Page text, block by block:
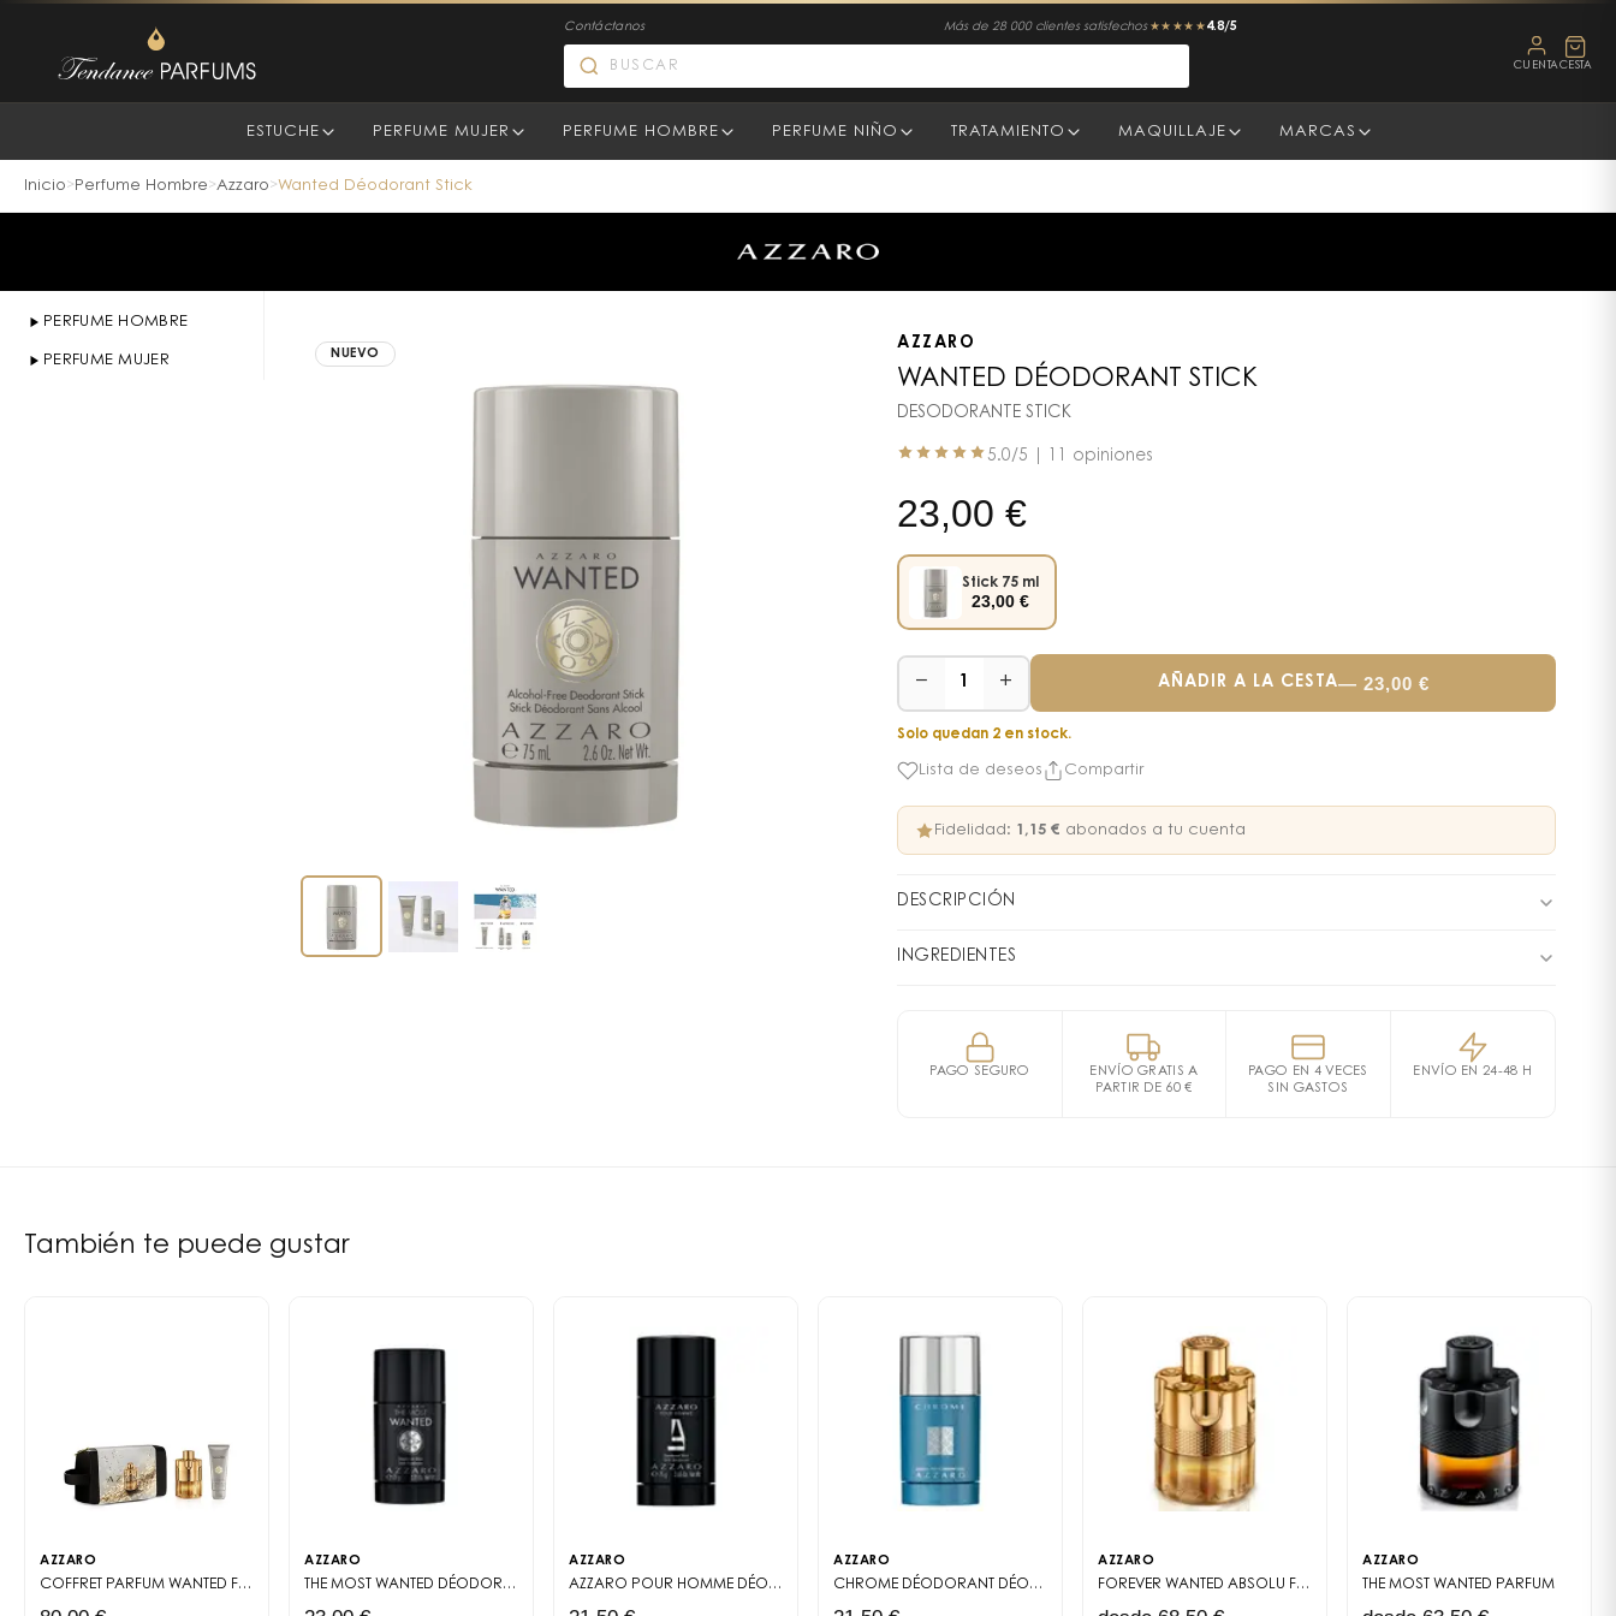
Contáctanos Más de 28 000 clientes satisfechos ★★★★★ 4.8/5
CUENTA CESTA
ESTUCHE PERFUME MUJER PERFUME HOMBRE PERFUME NIÑO TRATAMIENTO MAQUILLAJE MARCAS
Inicio> Perfume Hombre>Azzaro>Wanted Déodorant Stick
PERFUME HOMBRE
PERFUME MUJER NUEVO
AZZARO
WANTED DÉODORANT STICK
DESODORANTE STICK
5.0/5 | 11 opiniones
23,00 €
Stick 75 ml
23,00€
− + AÑADIR A LA CESTA— 23,00 €
Solo quedan 2 en stock.
Lista de deseos Compartir
Fidelidad: 1,15 € abonados a tu cuenta
DESCRIPCIÓN
Desodorante Azzaro Wanted: Frescura y
El desodorante Azzaro Wanted ofrece una protección duradera al mismo
tiempo que prolonga la icónica experiencia olfativa de
la fragancia Azzaro
duradera. Ideal para acompañar tu rutina matinal o después de una sesión
de deporte, se adapta a todos los momentos de tu jornada.
La Estela Adictiva de Azzaro Wanted
Este desodorante retoma las notas características del perfume Wanted: un
acorde hesperidado chispeante de limón y jengibre, sublimado por un
corazón aromático de cardamomo y manzana, reposando sobre un fondo
carismática te envuelve sutilmente, creando una armonía perfecta con tu
eau de toilette.
INGREDIENTES
GLYCERIN • SODIUM STEARATE • PARFUM / FRAGRANCE • STEARETH-100 •
LAURETH-23 • SODIUM GLUCONATE • CAPRYLYL GLYCOL • BENZYL SALICYLATE •
SODIUM HYDROXIDE • CITRONELLOL • BENZYL ALCOHOL • COUMARIN •
PAGO SEGURO
ENVÍO GRATIS A
PARTIR DE 60 €
PAGO EN 4 VECES
SIN GASTOS
ENVÍO EN 24-48 H
También te puede gustar
AZZARO
COFFRET PARFUM WANTED FOREVER ELIXIR
AZZARO
THE MOST WANTED DÉODORANT STICK DÉODORANT STICK
AZZARO
AZZARO POUR HOMME DÉODORANT STICK DÉODORANT STICK
AZZARO
CHROME DÉODORANT DÉODORANT STICK
AZZARO
FOREVER WANTED ABSOLU FRAGRANCE MASCULINE DE CONCENTRATION ÉLEVÉE AUX ACCORDS AMBRÉS, BOISÉS ET ÉPICÉS, GARANTISSANT UNE TENUE DE 24 HEURES.
AZZARO
THE MOST WANTED PARFUM